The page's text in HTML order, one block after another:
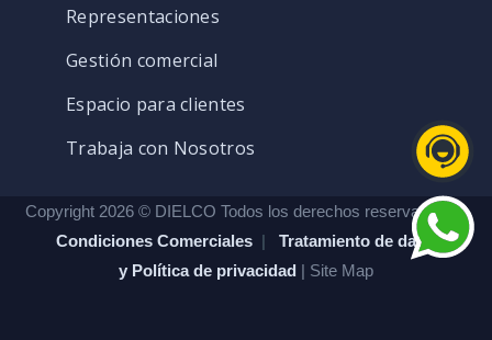
Representaciones
Gestión comercial
Espacio para clientes
Trabaja con Nosotros
Copyright 2026 © DIELCO Todos los derechos reservados. |
Condiciones Comerciales | Tratamiento de datos
y Política de privacidad | Site Map